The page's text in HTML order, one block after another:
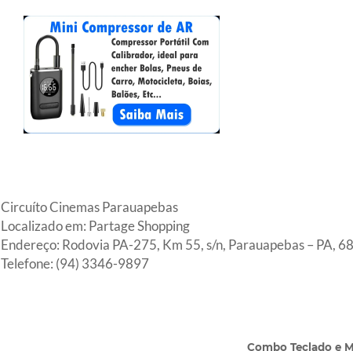
Circuíto Cinemas Parauapebas
Localizado em: Partage Shopping
Endereço: Rodovia PA-275, Km 55, s/n, Parauapebas – PA,
Telefone: (94) 3346-9897
Combo Teclado e